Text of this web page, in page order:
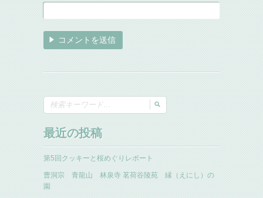
最近の投稿
第5回クッキーと桜めぐりレポート
曹洞宗 青龍山 林泉寺 茗荷谷陵苑 縁（えにし）の
園